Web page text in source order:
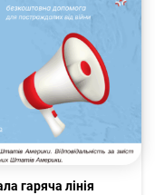
гаряча лінія